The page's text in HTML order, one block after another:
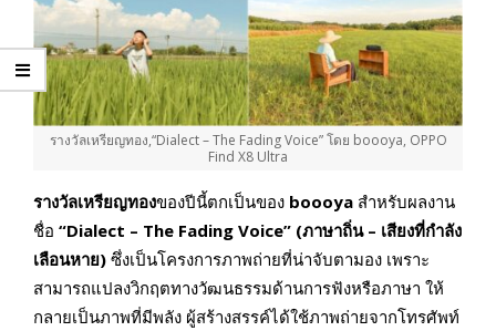
รางวัลเหรียญทอง,“Dialect – The Fading Voice” โดย boooya, OPPO
Find X8 Ultra
รางวัลเหรียญทองของปีนี้ตกเป็นของ boooya สำหรับผลงาน
ชื่อ “Dialect – The Fading Voice” (ภาษาถิ่น – เสียงที่กำลัง
เลือนหาย) ซึ่งเป็นโครงการภาพถ่ายที่น่าจับตามอง เพราะ
สามารถแปลงวิกฤตทางวัฒนธรรมด้านการฟังหรือภาษา ให้
กลายเป็นภาพที่มีพลัง ผู้สร้างสรรค์ได้ใช้ภาพถ่ายจากโทรศัพท์